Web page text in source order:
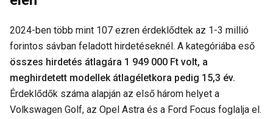
2024-ben több mint 107 ezren érdeklődtek az 1-3 millió
forintos sávban feladott hirdetéseknél. A kategóriába eső
összes hirdetés átlagára 1 949 000 Ft volt, a
meghirdetett modellek átlagéletkora pedig 15,3 év.
Érdeklődők száma alapján az első három helyet a
Volkswagen Golf, az Opel Astra és a Ford Focus foglalja el.